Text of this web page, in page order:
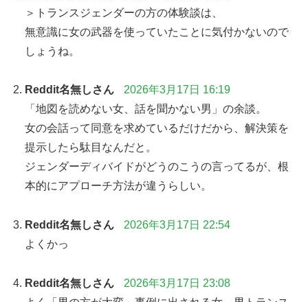
＞トランスジェンダーの方の体験談は、
無意識に女の武器を使っていたことに気付かないので
しょうね。
Reddit名無しさん
2026年3月17日 16:19
「地図を読めない女、話を聞かない男」の余談。
女の会話って同意を求めているだけだから、解決策を
提示したら駄目なんだと。
ジェンダーディバイドがどうのこうの言ってるが、根
本的にアプローチ方法が違うらしい。
Reddit名無しさん
2026年3月17日 22:54
よくかっ
Reddit名無しさん
2026年3月17日 23:08